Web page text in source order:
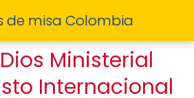
de misa Colombia
Ministerial
Internacional